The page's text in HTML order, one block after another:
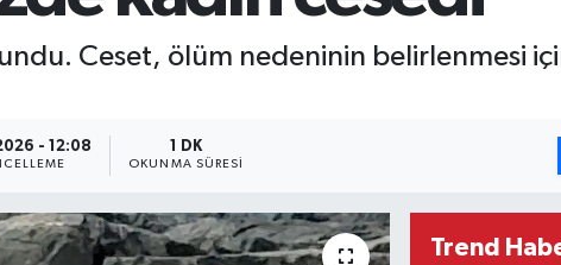
Ceset, ölüm nedeninin belirlenmesi
- 12:08 1 DK
OKUNMA SÜRESI
Trend